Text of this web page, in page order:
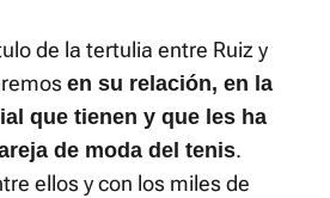
de la tertulia entre Ruiz y
en su relación, en la
que tienen y que les ha
de moda del tenis.
ellos y con los miles de